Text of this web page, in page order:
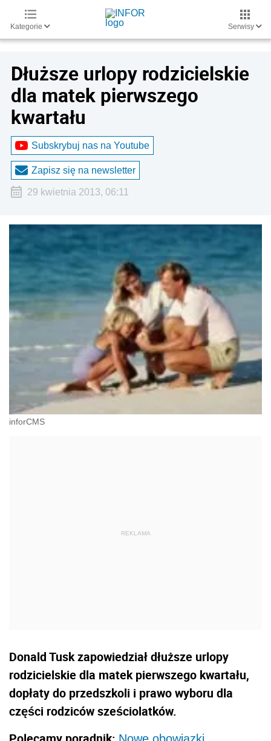
Kategorie Serwisy
Dłuższe urlopy rodzicielskie
dla matek pierwszego
kwartału
Subskrybuj nas na Youtube
Zapisz się na newsletter
29 kwietnia 2013, 06:11
inforCMS
Donald Tusk zapowiedział dłuższe urlopy
rodzicielskie dla matek pierwszego kwartału,
dopłaty do przedszkoli i prawo wyboru dla
części rodziców sześciolatków.
Nowe obowiązki